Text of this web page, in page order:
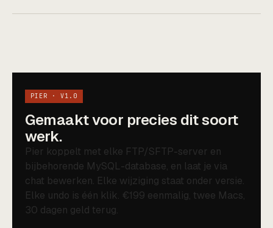
PIER · V1.0
Gemaakt voor precies dit soort
werk.
Pier koppelt met elke FTP/SFTP-server en
bijbehorende MySQL-database, en laat je via
chat bewerken. Elke wijziging staat onder versie.
Elke undo is één klik. €199 eenmalig, twee Macs,
30 dagen geld terug.